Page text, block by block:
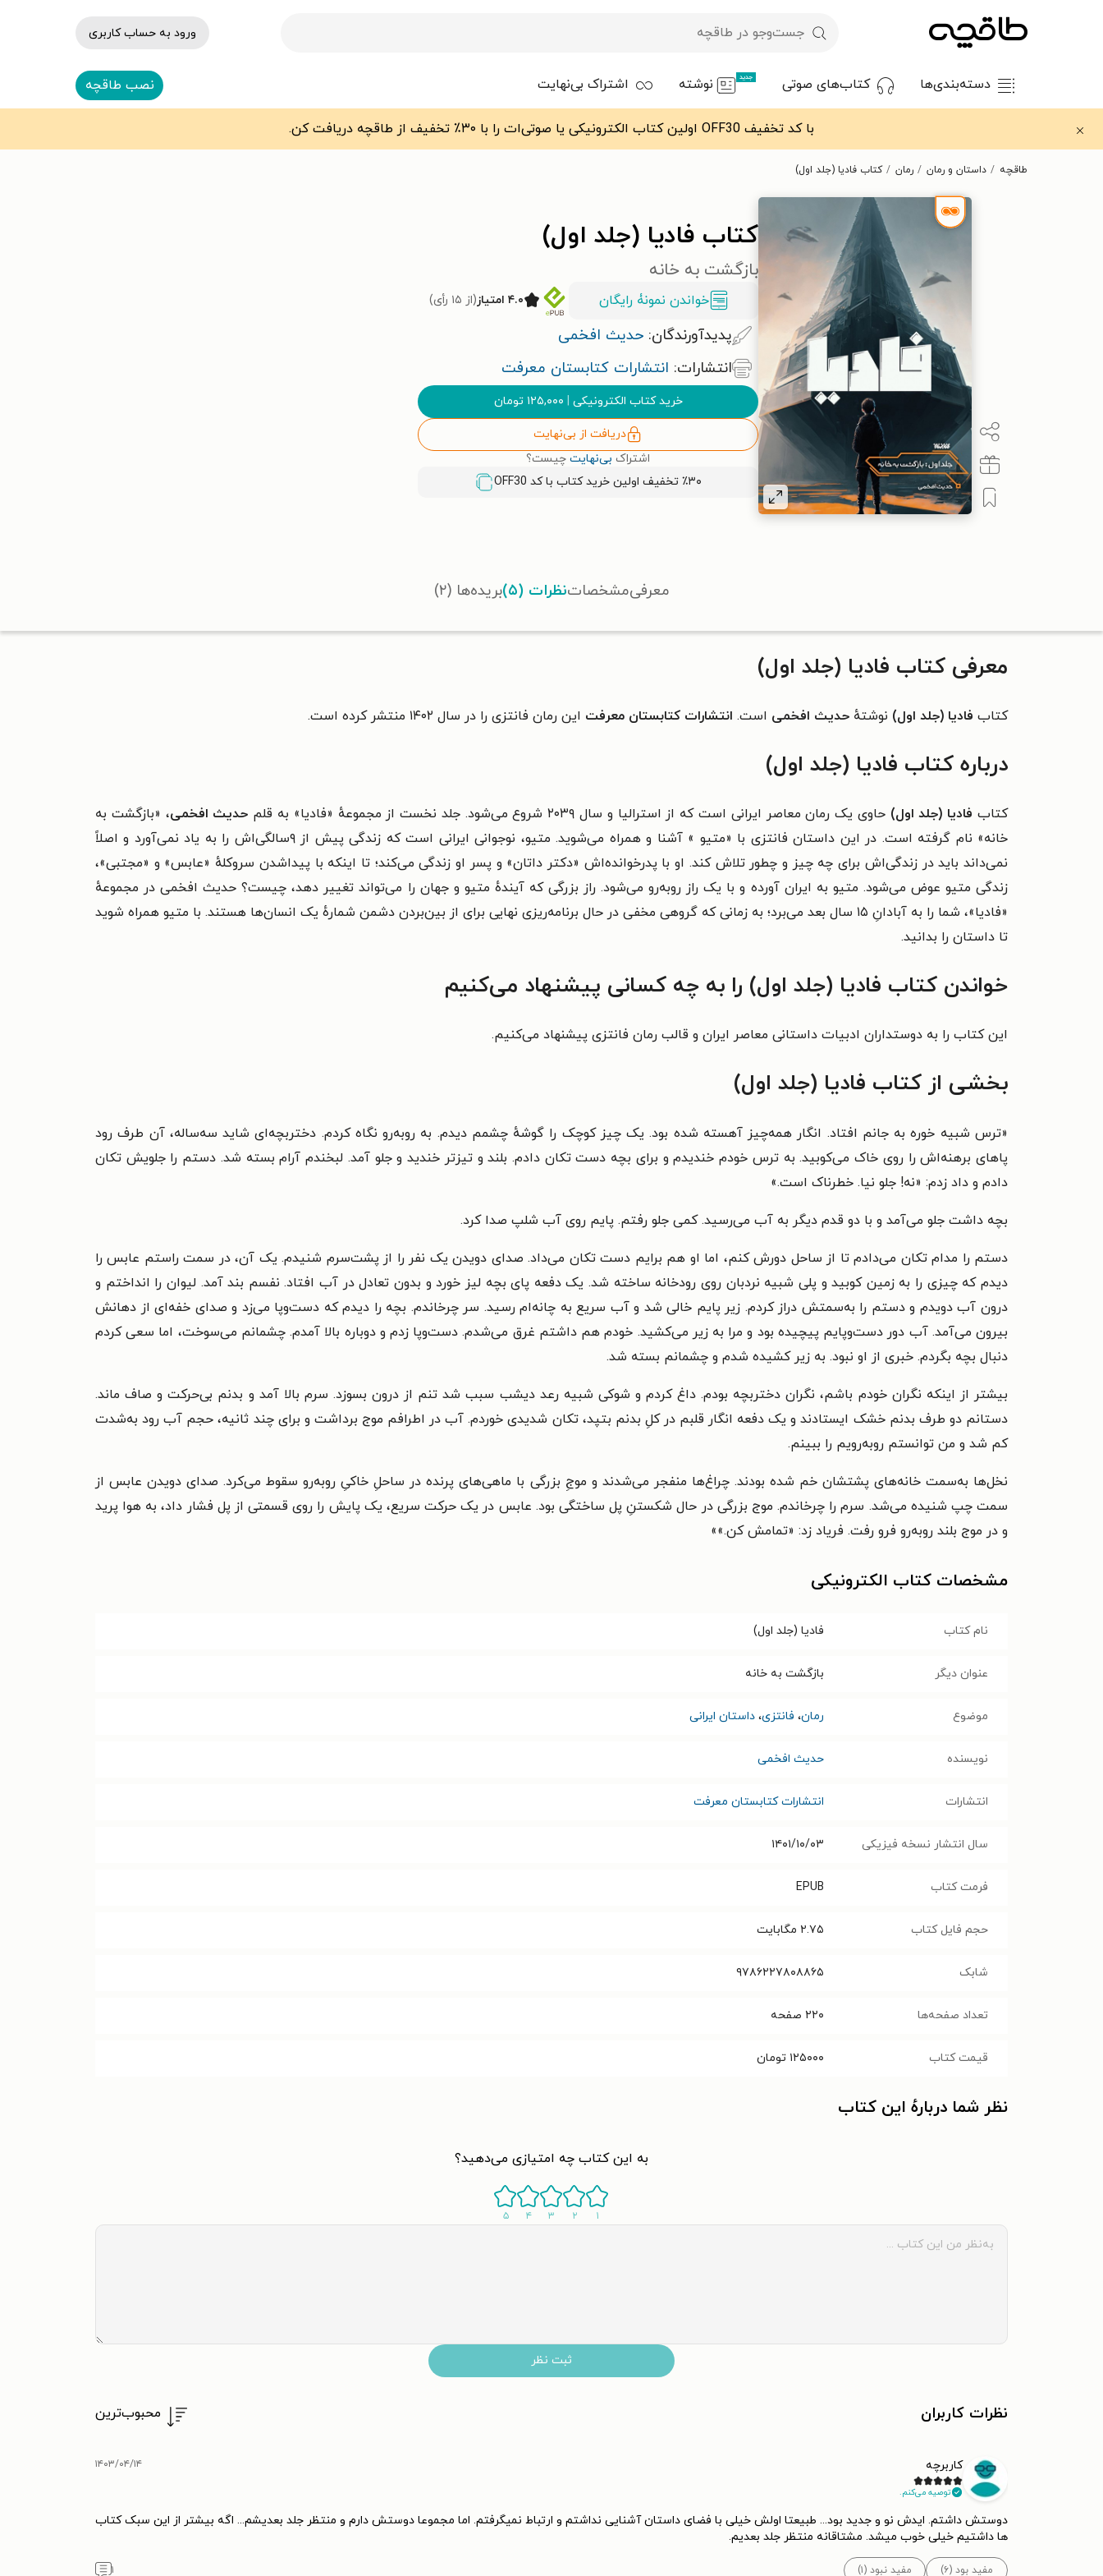
ورود به حساب کاربری
دسته‌بندی‌ها کتاب‌های صوتی جدید نوشته اشتراک بی‌نهایت نصب طاقچه
با کد تخفیف OFF30 اولین کتاب الکترونیکی یا صوتی‌ات را با ۳۰٪ تخفیف از طاقچه دریافت کن.
طاقچه داستان و رمان رمان کتاب فادیا (جلد اول)
کتاب فادیا (جلد اول)
بازگشت به خانه
خواندن نمونۀ رایگان ۴.۰ امتیاز (از ۱۵ رأی)
پدیدآورندگان: حدیث افخمی
انتشارات: انتشارات کتابستان معرفت
خرید کتاب الکترونیکی | ۱۲۵,۰۰۰ تومان
دریافت از بی‌نهایت
اشتراک بی‌نهایت چیست؟
٪۳۰ تخفیف اولین خرید کتاب با کد
OFF30
معرفیمشخصاتنظرات (۵) بریده‌ها (۲)
معرفی کتاب فادیا (جلد اول)
کتاب فادیا (جلد اول) نوشتهٔ حدیث افخمی است. انتشارات کتابستان معرفت این رمان فانتزی را در سال ۱۴۰۲ منتشر کرده است.
درباره کتاب فادیا (جلد اول)
کتاب فادیا (جلد اول) حاوی یک رمان معاصر ایرانی است که از استرالیا و سال ۲۰۳۹ شروع می‌شود. جلد نخست از مجموعهٔ «فادیا» به قلم حدیث افخمی، «بازگشت به
خانه» نام گرفته است. در این داستان فانتزی با «متیو » آشنا و همراه می‌شوید.
متیو، نوجوانی ایرانی است که زندگی پیش از ۹سالگی‌اش را به یاد نمی‌آورد و اصلاً
نمی‌داند باید در زندگی‌اش برای چه چیز و چطور تلاش کند. او با پدرخوانده‌اش «دکتر داتان» و پسر او زندگی می‌کند؛ تا اینکه با پیداشدن سروکلهٔ «عابس» و «مجتبی»،
زندگی متیو عوض می‌شود. متیو به ایران آورده و با یک راز روبه‌رو می‌شود. راز بزرگی که آیندهٔ متیو و جهان را می‌تواند تغییر دهد، چیست؟ حدیث افخمی در مجموعهٔ
«فادیا»، شما را به آبادانِ ۱۵ سال بعد می‌برد؛ به زمانی که گروهی مخفی در حال برنامه‌ریزی نهایی برای از بین‌بردن دشمن شمارهٔ یک انسان‌ها هستند. با متیو همراه شوید
تا داستان را بدانید.
خواندن کتاب فادیا (جلد اول) را به چه کسانی پیشنهاد می‌کنیم
این کتاب را به دوستداران ادبیات داستانی معاصر ایران و قالب رمان فانتزی پیشنهاد می‌کنیم.
بخشی از کتاب فادیا (جلد اول)
«ترس شبیه خوره به جانم افتاد. انگار همه‌چیز آهسته شده بود. یک چیز کوچک را گوشهٔ چشمم دیدم. به روبه‌رو نگاه کردم. دختربچه‌ای شاید سه‌ساله، آن طرف رود
پاهای برهنه‌اش را روی خاک می‌کوبید. به ترس خودم خندیدم و برای بچه دست تکان دادم. بلند و تیزتر خندید و جلو آمد. لبخندم آرام بسته شد. دستم را جلویش تکان
دادم و داد زدم: «نه! جلو نیا. خطرناک است.»
بچه داشت جلو می‌آمد و با دو قدم دیگر به آب می‌رسید. کمی جلو رفتم. پایم روی آب شلپ صدا کرد.
دستم را مدام تکان می‌دادم تا از ساحل دورش کنم، اما او هم برایم دست تکان می‌داد. صدای دویدن یک نفر را از پشت‌سرم شنیدم. یک آن، در سمت راستم عابس را
دیدم که چیزی را به زمین کوبید و پلی شبیه نردبان روی رودخانه ساخته شد. یک دفعه پای بچه لیز خورد و بدون تعادل در آب افتاد. نفسم بند آمد. لیوان را انداختم و
درون آب دویدم و دستم را به‌سمتش دراز کردم. زیر پایم خالی شد و آب سریع به چانه‌ام رسید. سر چرخاندم. بچه را دیدم که دست‌وپا می‌زد و صدای خفه‌ای از دهانش
بیرون می‌آمد. آب دور دست‌وپایم پیچیده بود و مرا به زیر می‌کشید. خودم هم داشتم غرق می‌شدم. دست‌وپا زدم و دوباره بالا آمدم. چشمانم می‌سوخت، اما سعی کردم
دنبال بچه بگردم. خبری از او نبود. به زیر کشیده شدم و چشمانم بسته شد.
بیشتر از اینکه نگران خودم باشم، نگران دختربچه بودم. داغ کردم و شوکی شبیه رعد دیشب سبب شد تنم از درون بسوزد. سرم بالا آمد و بدنم بی‌حرکت و صاف ماند.
دستانم دو طرف بدنم خشک ایستادند و یک دفعه انگار قلبم در کلِ بدنم بتپد، تکان شدیدی خوردم. آب در اطرافم موج برداشت و برای چند ثانیه، حجم آب رود به‌شدت
کم شد و من توانستم روبه‌رویم را ببینم.
نخل‌ها به‌سمت خانه‌های پشتشان خم شده بودند. چراغ‌ها منفجر می‌شدند و موجِ بزرگی با ماهی‌های پرنده در ساحلِ خاکیِ روبه‌رو سقوط می‌کرد. صدای دویدن عابس از
سمت چپ شنیده می‌شد. سرم را چرخاندم. موج بزرگی در حال شکستنِ پل ساختگی بود. عابس در یک حرکت سریع، یک پایش را روی قسمتی از پل فشار داد، به هوا پرید
و در موج بلند روبه‌رو فرو رفت. فریاد زد: «تمامش کن.»»
مشخصات کتاب الکترونیکی
نام کتاب فادیا (جلد اول)
عنوان دیگر بازگشت به خانه
موضوع رمان، فانتزی، داستان ایرانی
نویسنده حدیث افخمی
انتشارات انتشارات کتابستان معرفت
سال انتشار نسخه فیزیکی ۱۴۰۱/۱۰/۰۳
فرمت کتاب EPUB
حجم فایل کتاب ۲.۷۵ مگابایت
شابک ۹۷۸۶۲۲۷۸۰۸۸۶۵
تعداد صفحه‌ها ۲۲۰ صفحه
قیمت کتاب ۱۲۵۰۰۰ تومان
نظر شما دربارهٔ این کتاب
به این کتاب چه امتیازی می‌دهید؟
۱ ۲ ۳ ۴ ۵
ثبت نظر
نظرات کاربران محبوب‌ترین
کاربرچه
توصیه می‌کنم.
۱۴۰۳/۰۴/۱۴
دوستش داشتم. ایدش نو و جدید بود... طبیعتا اولش خیلی با فضای داستان آشنایی نداشتم و ارتباط نمیگرفتم. اما مجموعا دوستش دارم و منتظر جلد بعدیشم... اگه بیشتر از این سبک کتاب
ها داشتیم خیلی خوب میشد. مشتاقانه منتظر جلد بعدیم.
مفید بود (۶) مفید نبود (۱) ۱